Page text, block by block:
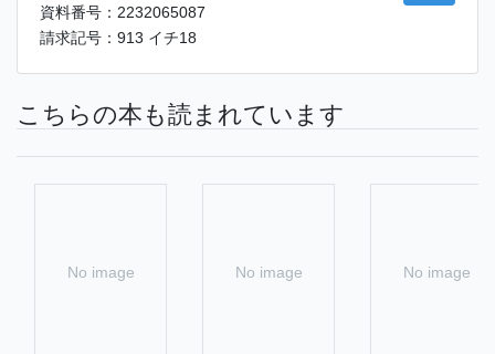
資料番号：2232065087
請求記号：913 イチ18
こちらの本も読まれています
No image No image No image